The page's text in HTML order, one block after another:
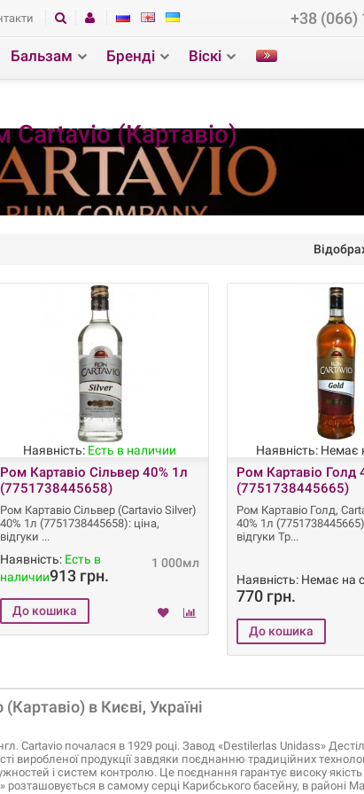
+38 (066)
Бальзам Бренді Віскі
Пошук
Cartavio (Картавіо)
Наявність: Есть в наличии
Ром Картавіо Сільвер 40% 1л
(7751738445658)
Ром Картавіо Сільвер (Cartavio Silver)
40% 1л (7751738445658): ціна,
відгуки
1 000мл
Наявність: Есть в
наличии913 грн.
Наявність: Немає
Ром Картавіо Голд
(7751738445665)
Ром Картавіо Голд,
40% 1л
відгуки Тр
Наявність: Немає на
770 грн.
в Києві, Україні
Cartavio почалася в 1929 році. Завод «Destilerlas Unidass»
виробленої продукції завдяки поєднанню традиційних
і систем контролю. Це поєднання гарантує високу якість
розташовується в самому серці Карибського басейну, в районі